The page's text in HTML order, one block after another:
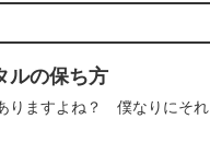
ルの保ち方
りますよね？ 僕なりにそ